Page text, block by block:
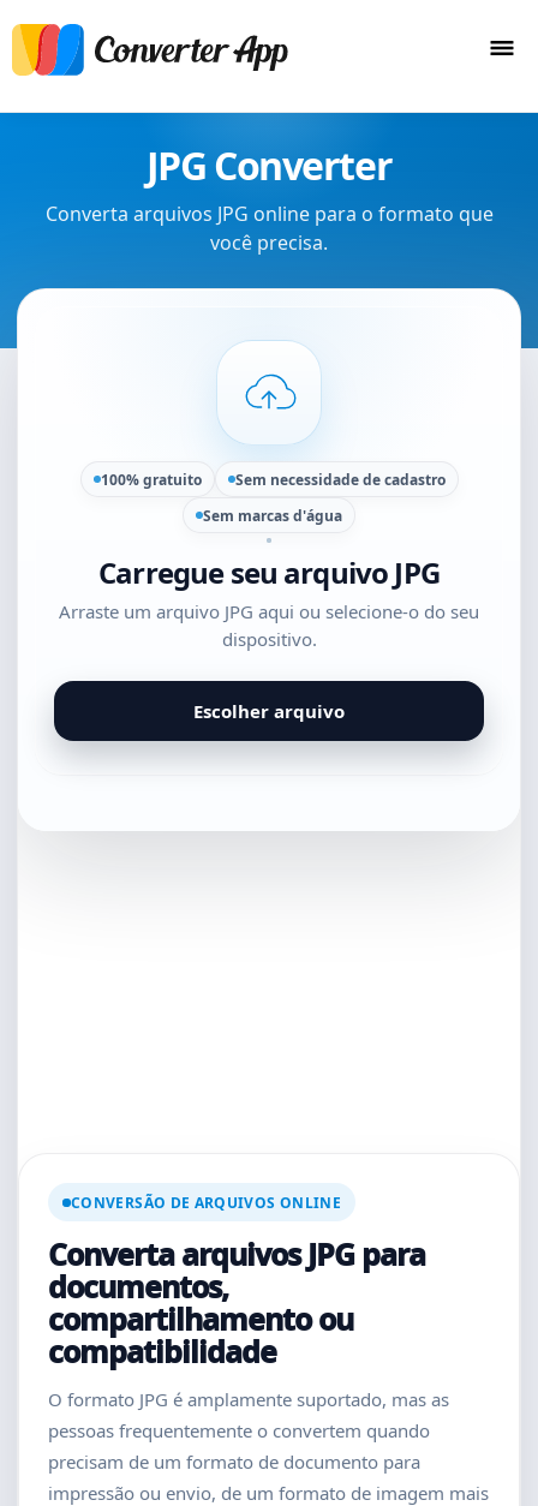
JPG Converter
Converta arquivos JPG online para o formato que
você precisa.
100% gratuito
Sem necessidade de cadastro
Sem marcas d'água
Carregue seu arquivo JPG
Arraste um arquivo JPG aqui ou selecione-o do seu
dispositivo.
Escolher arquivo
CONVERSÃO DE ARQUIVOS ONLINE
Converta arquivos JPG para
documentos,
compartilhamento ou
compatibilidade
O formato JPG é amplamente suportado, mas as
pessoas frequentemente o convertem quando
precisam de um formato de documento para
impressão ou envio, de um formato de imagem mais